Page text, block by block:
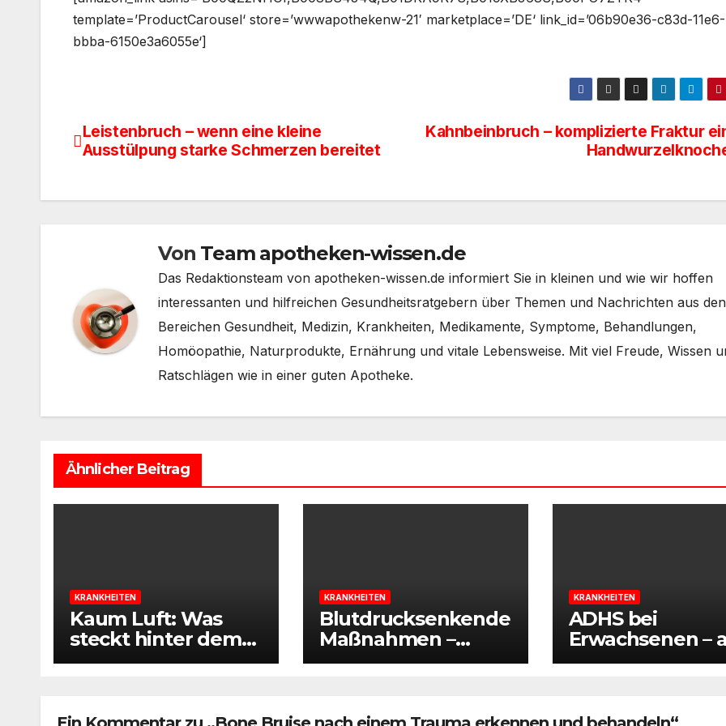
template=’ProductCarousel‘ store=’wwwapothekenw-21′ marketplace=’DE‘ link_id=’06b90e36-c83d-11e6-
bbba-6150e3a6055e‘]
Beitragsnavigation
Kahnbeinbruch – komplizierte Fraktur
Leistenbruch – wenn eine kleine
Ausstülpung starke Schmerzen bereitet
Von Team apotheken-wissen.de
Das Redaktionsteam von apotheken-wissen.de informiert Sie in kleinen und wie wir hoffen
interessanten und hilfreichen Gesundheitsratgebern über Themen und Nachrichten aus den
Bereichen Gesundheit, Medizin, Krankheiten, Medikamente, Symptome, Behandlungen,
Homöopathie, Naturprodukte, Ernährung und vitale Lebensweise. Mit viel Freude, Wissen
Ratschlägen wie in einer guten Apotheke.
Ähnlicher Beitrag
KRANKHEITEN
Kaum Luft: Was
steckt hinter dem
COPD-Syndrom?
KRANKHEITEN
Blutdrucksenkende
Maßnahmen –
natürliche Wege,
KRANKHEITEN
ADHS bei
Erwachsenen –
Wissenswerte